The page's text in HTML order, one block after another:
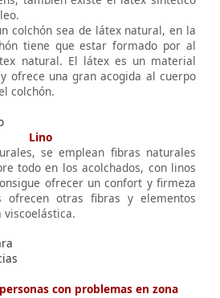
colchón sea de látex natural, en la
tiene que estar formado por al
natural. El látex es un material
ofrece una gran acogida al cuerpo
colchón.
Lino
se emplean fibras naturales
todo en los acolchados, con linos
ofrecer un confort y firmeza
ofrecen otras fibras y elementos
viscoelástica.
con problemas en zona